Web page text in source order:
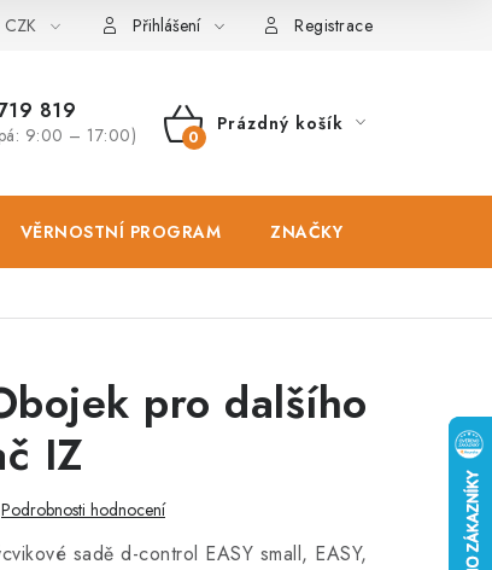
údajů Zásady použivání souboru cookies
CZK Přihlášení Registrace
819
9:00 – 17:00)
NÁKUPNÍ
Prázdný košík
VĚRNOSTNÍ PROGRAM ZNAČKY
pro dalšího
IZ
Podrobnosti hodnocení
sadě d-control EASY small, EASY,